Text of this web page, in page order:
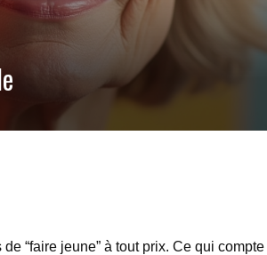
de “faire jeune” à tout prix. Ce qui